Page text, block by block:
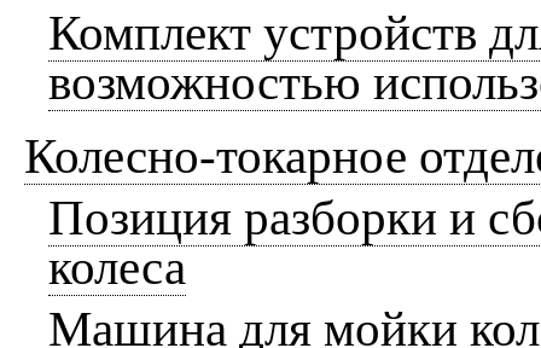
Комплект устройств
возможностью
Колесно-токарное
Позиция разборки и
колеса
Машина для мойки